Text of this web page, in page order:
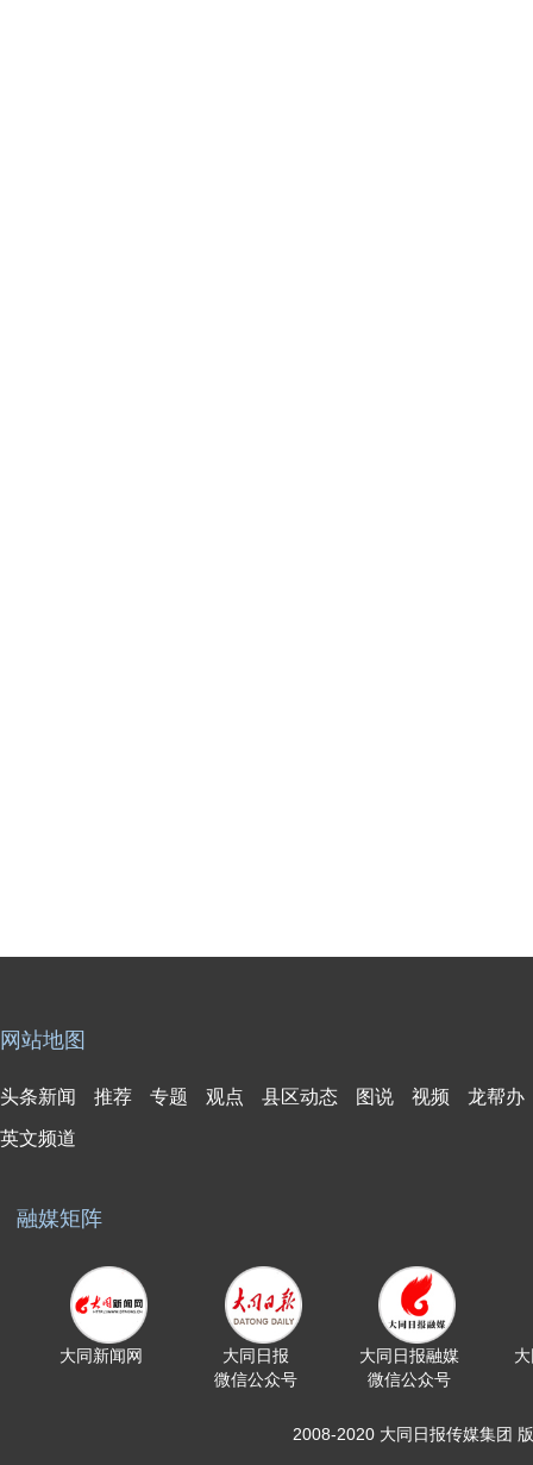
网站地图
头条新闻 推荐 专题 观点 县区动态 图说 视频 龙帮办
英文频道
融媒矩阵
大同新闻网
大同日报
微信公众号
大同日报融媒
微信公众号
2008-2020 大同日报传媒集团